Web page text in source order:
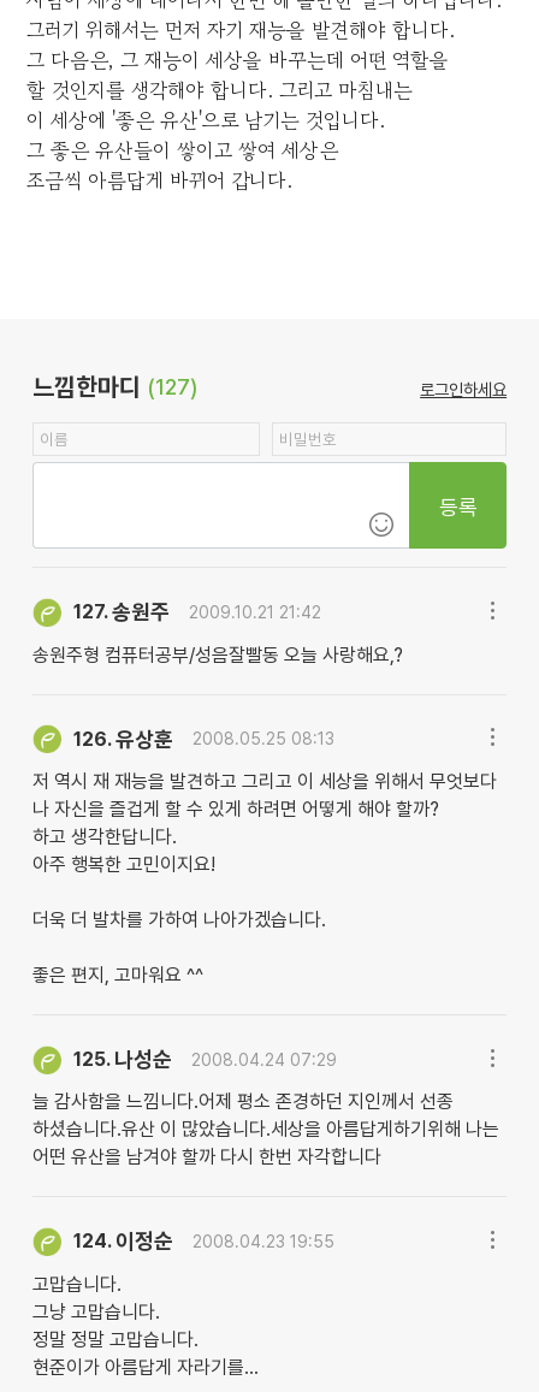
그러기 위해서는 먼저 자기 재능을 발견해야 합니다.
그 다음은, 그 재능이 세상을 바꾸는데 어떤 역할을
할 것인지를 생각해야 합니다. 그리고 마침내는
이 세상에 '좋은 유산'으로 남기는 것입니다.
그 좋은 유산들이 쌓이고 쌓여 세상은
조금씩 아름답게 바뀌어 갑니다.
느낌한마디 (127) 로그인하세요
등록
127.송원주 2009.10.21 21:42
송원주형 컴퓨터공부/성음잘빨동 오늘 사랑해요,?
126.유상훈 2008.05.25 08:13
저 역시 재 재능을 발견하고 그리고 이 세상을 위해서 무엇보다
나 자신을 즐겁게 할 수 있게 하려면 어떻게 해야 할까?
하고 생각한답니다.
아주 행복한 고민이지요!
더욱 더 발차를 가하여 나아가겠습니다.
좋은 편지, 고마워요 ^^
125. 나성순 2008.04.24 07:29
늘 감사함을 느낌니다.어제 평소 존경하던 지인께서 선종
하셨습니다.유산 이 많았습니다.세상을 아름답게하기위해 나는
어떤 유산을 남겨야 할까 다시 한번 자각합니다
124. 이정순 2008.04.23 19:55
고맙습니다.
그냥 고맙습니다.
정말 정말 고맙습니다.
현준이가 아름답게 자라기를...